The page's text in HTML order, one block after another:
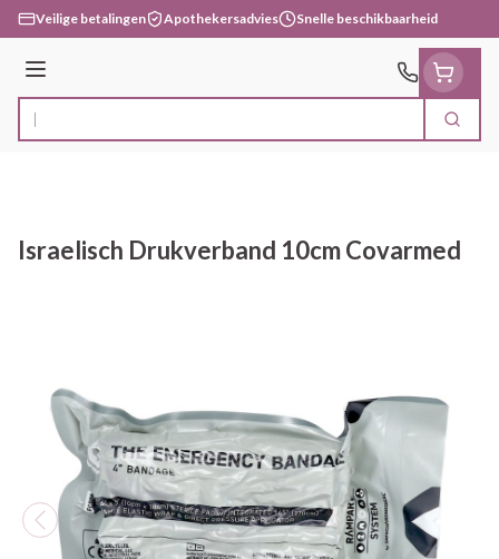
Ga naar de inhoud
Veilige betalingen Apothekersadvies Snelle beschikbaarheid
Menu
Product, merk, categorie... Zoek
Israelisch Drukverband 10cm Covarmed